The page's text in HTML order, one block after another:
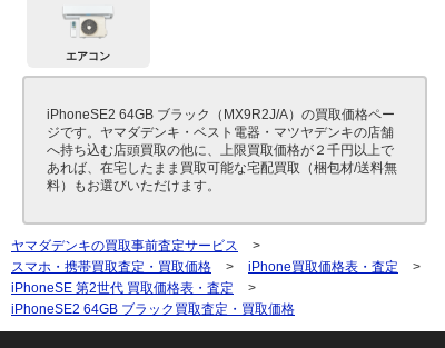
エアコン
iPhoneSE2 64GB ブラック（MX9R2J/A）の買取価格ペー
ジです。ヤマダデンキ・ベスト電器・マツヤデンキの店舗
へ持ち込む店頭買取の他に、上限買取価格が２千円以上で
あれば、在宅したまま買取可能な宅配買取（梱包材/送料無
料）もお選びいただけます。
ヤマダデンキの買取事前査定サービス
>
スマホ・携帯買取査定・買取価格
> iPhone買取価格表・査定
>
iPhoneSE 第2世代 買取価格表・査定
>
iPhoneSE2 64GB ブラック買取査定・買取価格